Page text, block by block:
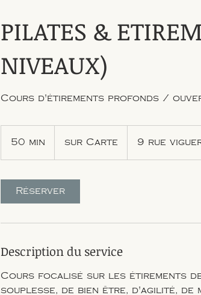
PILATES &
NIVEAUX)
Cours d'étirements profonds /
50 min sur Carte 9 rue
Réserver
Description du service
Cours focalisé sur les étirements
souplesse, de bien être, d'agilité, de